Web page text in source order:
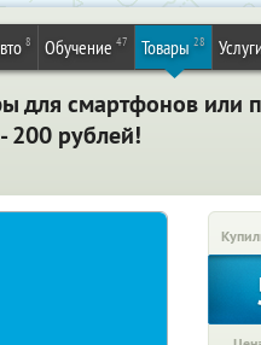
8 Обучение 47 Товары 28
для смартфонов или
200 рублей!